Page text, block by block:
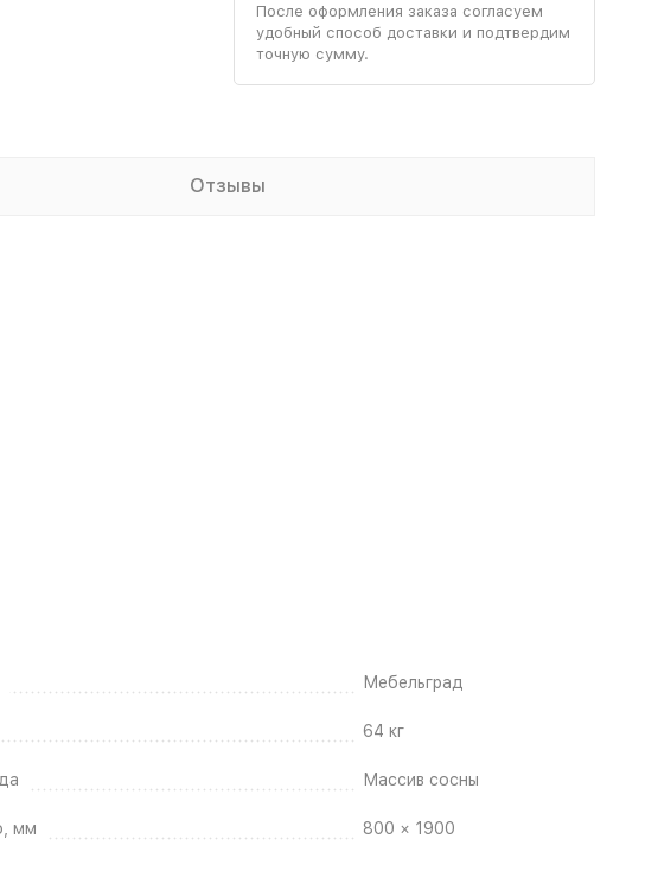
После оформления заказа согласуем
удобный способ доставки и подтвердим
точную сумму.
Отзывы
Мебельград
64 кг
Массив сосны
мм 800 × 1900